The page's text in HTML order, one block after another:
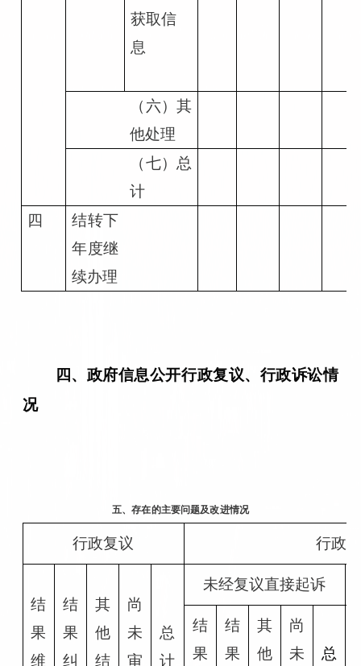
获取信
息
（六）其
他处理
（七）总
计
四
结转下
年度继
续办理
四、政府信息公开行政复议、行政诉讼情
况
五、存在的主要问题及改进情况
行政复议 行政
结
果
维
结
果
纠
其
他
结
尚
未
审
总
计
未经复议直接起诉
结
果
结
果
其
他
尚
未
总